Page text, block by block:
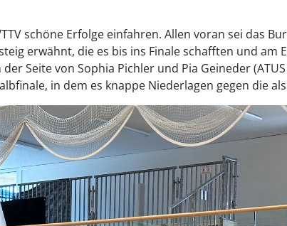
schöne Erfolge einfahren. Allen voran sei das
erwähnt, die es bis ins Finale schafften und am
Seite von Sophia Pichler und Pia Geineder
in dem es knappe Niederlagen gegen die